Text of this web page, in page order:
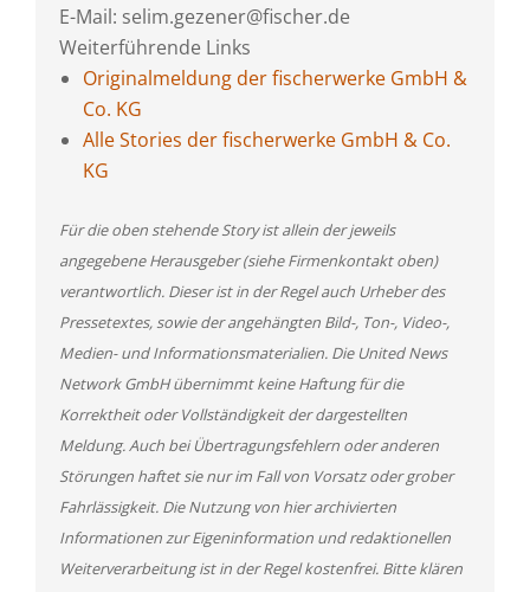
E-Mail: selim.gezener@fischer.de
Weiterführende Links
Originalmeldung der fischerwerke GmbH &
Co. KG
Alle Stories der fischerwerke GmbH & Co.
KG
Für die oben stehende Story ist allein der jeweils
angegebene Herausgeber (siehe Firmenkontakt oben)
verantwortlich. Dieser ist in der Regel auch Urheber des
Pressetextes, sowie der angehängten Bild-, Ton-, Video-,
Medien- und Informationsmaterialien. Die United News
Network GmbH übernimmt keine Haftung für die
Korrektheit oder Vollständigkeit der dargestellten
Meldung. Auch bei Übertragungsfehlern oder anderen
Störungen haftet sie nur im Fall von Vorsatz oder grober
Fahrlässigkeit. Die Nutzung von hier archivierten
Informationen zur Eigeninformation und redaktionellen
Weiterverarbeitung ist in der Regel kostenfrei. Bitte klären